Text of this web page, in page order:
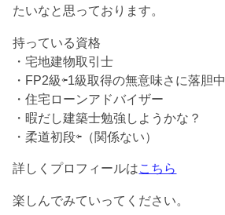
たいなと思っております。
持っている資格
・宅地建物取引士
・FP2級⇦1級取得の無意味さに落胆中
・住宅ローンアドバイザー
・暇だし建築士勉強しようかな？
・柔道初段⇦（関係ない）
詳しくプロフィールはこちら
楽しんでみていってください。